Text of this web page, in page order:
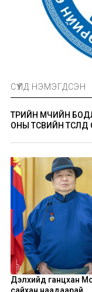
СҮҮЛД НЭМЭГДСЭН
ТӨРИЙН ӨМЧИЙН
ОНЫ ТӨСВИЙН
Дэлхийд ганцхан